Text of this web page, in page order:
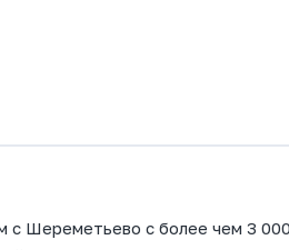
с Шереметьево с более чем 3